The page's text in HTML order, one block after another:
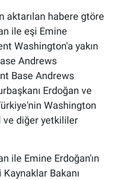
aktarılan habere gtöre
ile eşi Emine
Washington'a yakın
Andrews
Base Andrews
Erdoğan ve
Washington
ve diğer yetkililer
ile Emine Erdoğan'ın
Kaynaklar Bakanı